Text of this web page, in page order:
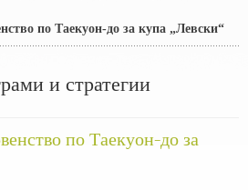
по Таекуон-до за купа „Левски“
и стратегии
по Таекуон-до за